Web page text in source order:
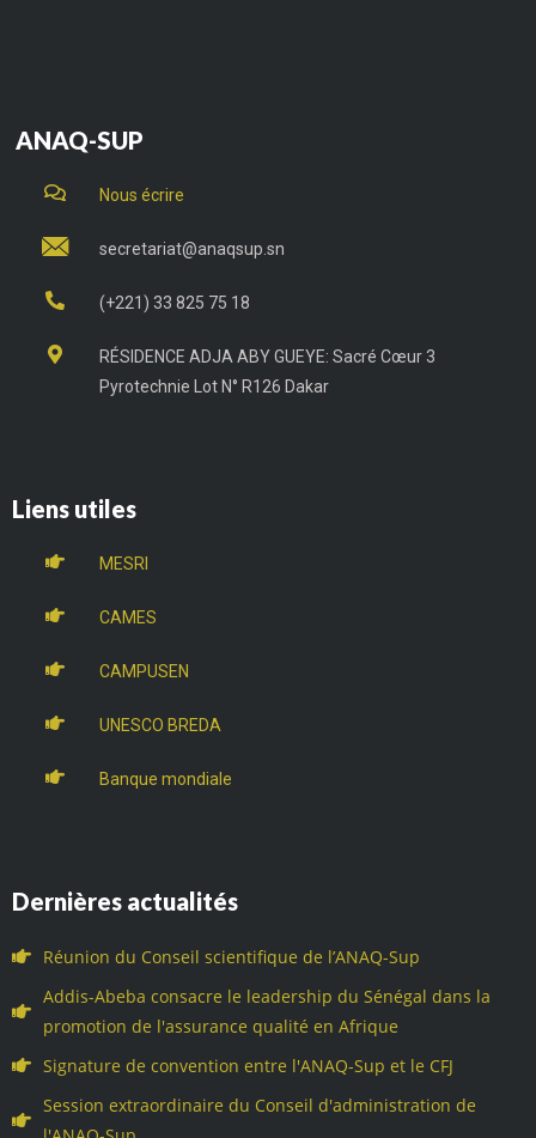
ANAQ-SUP
Nous écrire
secretariat@anaqsup.sn
(+221) 33 825 75 18
RÉSIDENCE ADJA ABY GUEYE: Sacré Cœur 3
Pyrotechnie Lot N° R126 Dakar
Liens utiles
MESRI
CAMES
CAMPUSEN
UNESCO BREDA
Banque mondiale
Dernières actualités
Réunion du Conseil scientifique de l’ANAQ-Sup
Addis-Abeba consacre le leadership du Sénégal dans la
promotion de l'assurance qualité en Afrique
Signature de convention entre l'ANAQ-Sup et le CFJ
Session extraordinaire du Conseil d'administration de